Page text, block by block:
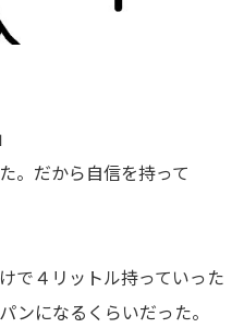
。だから自信を持って
で４リットル持っていった
ンになるくらいだった。